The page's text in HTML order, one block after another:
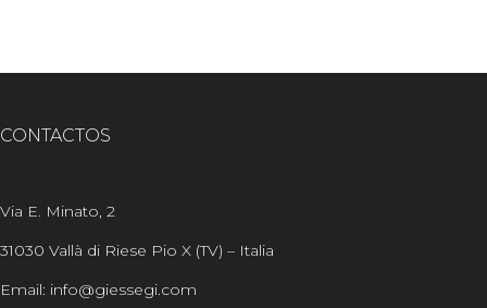
CONTACTOS
Via E. Minato, 2
31030 Vallà di Riese Pio X (TV) – Italia
Email: info@giessegi.com